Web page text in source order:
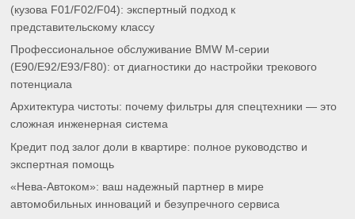
(кузова F01/F02/F04): экспертный подход к
представительскому классу
Профессиональное обслуживание BMW M-серии
(E90/E92/E93/F80): от диагностики до настройки трекового
потенциала
Архитектура чистоты: почему фильтры для спецтехники — это
сложная инженерная система
Кредит под залог доли в квартире: полное руководство и
экспертная помощь
«Нева-Автоком»: ваш надежный партнер в мире
автомобильных инноваций и безупречного сервиса